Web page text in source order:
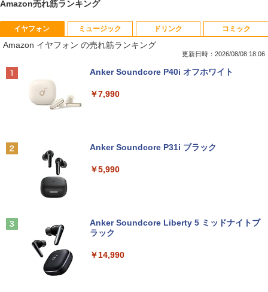
1
【期間限定破格金額！】新生活 新古品 W
in11搭載 パソコンノートパソコンoffice
付き 初心者向けノートPC 初期設定済 1
メモリ4GB～ 高速SSD1TB 最大 フルHD
新で在庫処分
HD / 第7世代 Core i3-7100U /中古ノート
￥14,800
1
【マラソンセール期間中ポイント5倍】中
古モニター 19インチ スクエア SXGA 12
80x1024 IPSパネル ノングレア DELL P1
搭載 動作確認済み 30日保証 送料無料
￥6,980
2
【期間限定10%OFFクーポン 8/12 10時
まで】 ゲーミングモニター 24.5インチ F
×1 DP1.4×1 Adaptive Sync対応 フリッ
￥12,980
1
BARFOUT! SPECIAL EDITION EARLY
AUTUMN 2026 / TIME TRAVEL 岩本 照
（Snow Man） [ ブラウンズブックス ]
￥1,870
￥1,870
ツ テツロウ ]
Amazon売れ筋ランキング
イヤフォン
Amazon イヤフォン の売れ筋ランキング
更新日時：2026/08/08 18:06
Anker Soundcore P40i オフホワイト
￥7,990
Anker Soundcore P31i ブラック
￥5,990
Anker Soundcore Liberty 5 ミッドナイトブ
ラック
￥14,990
ミュージック ドリンク コミック